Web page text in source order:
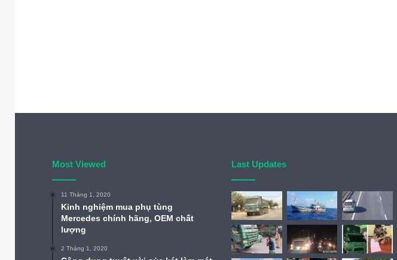
Most Viewed
11 Tháng 1, 2020
Kinh nghiệm mua phụ tùng
Mercedes chính hãng, OEM chất
lượng
2 Tháng 1, 2020
Last Updates